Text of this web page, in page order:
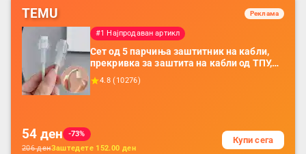
TEMU Реклама
#1 Најпродаван артикл
Сет од 5 парчиња заштитник на кабли,
прекривка за заштита на кабли од ТПУ,
додатоци за заштита на кабли, без
батерија, за мобилни телефони, комплет
4.8 ( 10276)
54 ден
-73%
206денЗаштедете 152.00 ден
Купи сега